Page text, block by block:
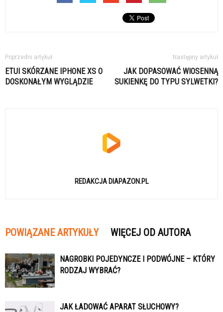
Poprzedni artykuł
ETUI SKÓRZANE IPHONE XS O
DOSKONAŁYM WYGLĄDZIE
Następny artykuł
JAK DOPASOWAĆ WIOSENNĄ
SUKIENKĘ DO TYPU SYLWETKI?
REDAKCJA DIAPAZON.PL
POWIĄZANE ARTYKUŁY WIĘCEJ OD AUTORA
NAGROBKI POJEDYNCZE I PODWÓJNE – KTÓRY
RODZAJ WYBRAĆ?
JAK ŁADOWAĆ APARAT SŁUCHOWY?